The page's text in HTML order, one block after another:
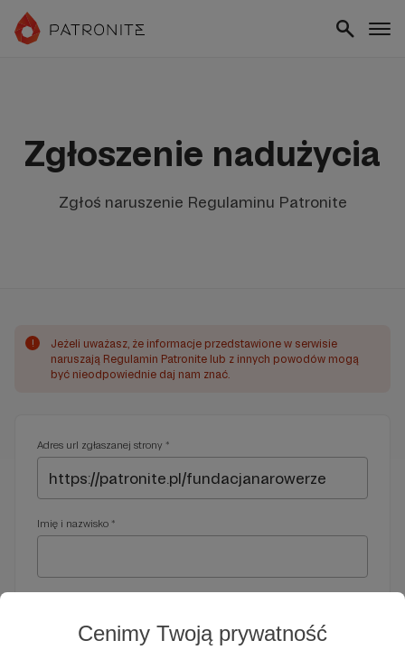
Cenimy Twoją prywatność
Zgłoszenie nadużycia
Zgłoś naruszenie Regulaminu Patronite
!
Jeżeli uważasz, że informacje przedstawione w serwisie
naruszają Regulamin Patronite lub z innych powodów mogą
być nieodpowiednie daj nam znać.
Adres url zgłaszanej strony *
Imię i nazwisko *